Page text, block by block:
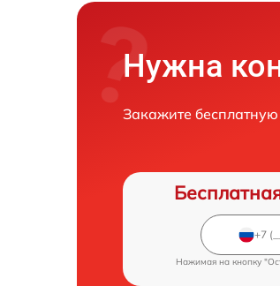
Нужна
Закажите
Нажимая на кнопку